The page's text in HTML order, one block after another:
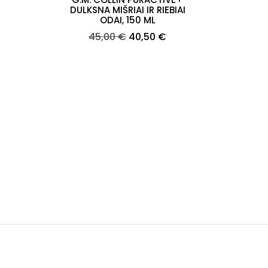
DULKSNA MIŠRIAI IR RIEBIAI
ODAI, 150 ML
Bazinė
45,00 € Kaina
40,50 €